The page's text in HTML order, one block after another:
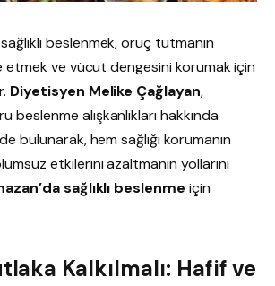
beslenmek, oruç tutmanın
etmek ve vücut dengesini korumak için
Diyetisyen Melike Çağlayan,
beslenme alışkanlıkları hakkında
bulunarak, hem sağlığı korumanın
etkilerini azaltmanın yollarını
sağlıklı beslenme için
Kalkılmalı: Hafif ve